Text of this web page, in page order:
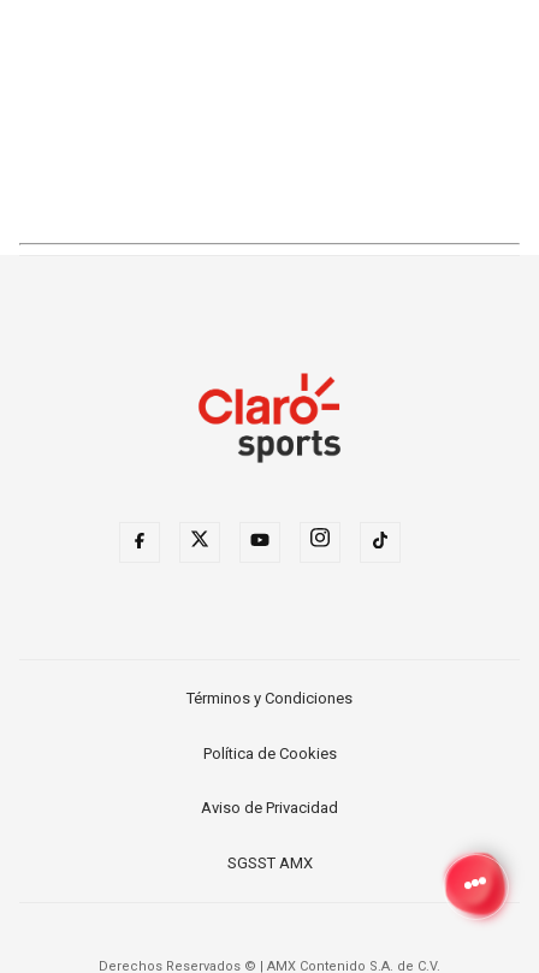
Términos y Condiciones
Política de Cookies
Aviso de Privacidad
SGSST AMX
Derechos Reservados © AMX Contenido S.A. de C.V.